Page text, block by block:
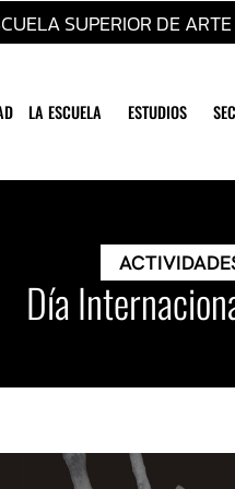
SUPERIOR DE
LA ESCUELA ESTUDIOS
Día